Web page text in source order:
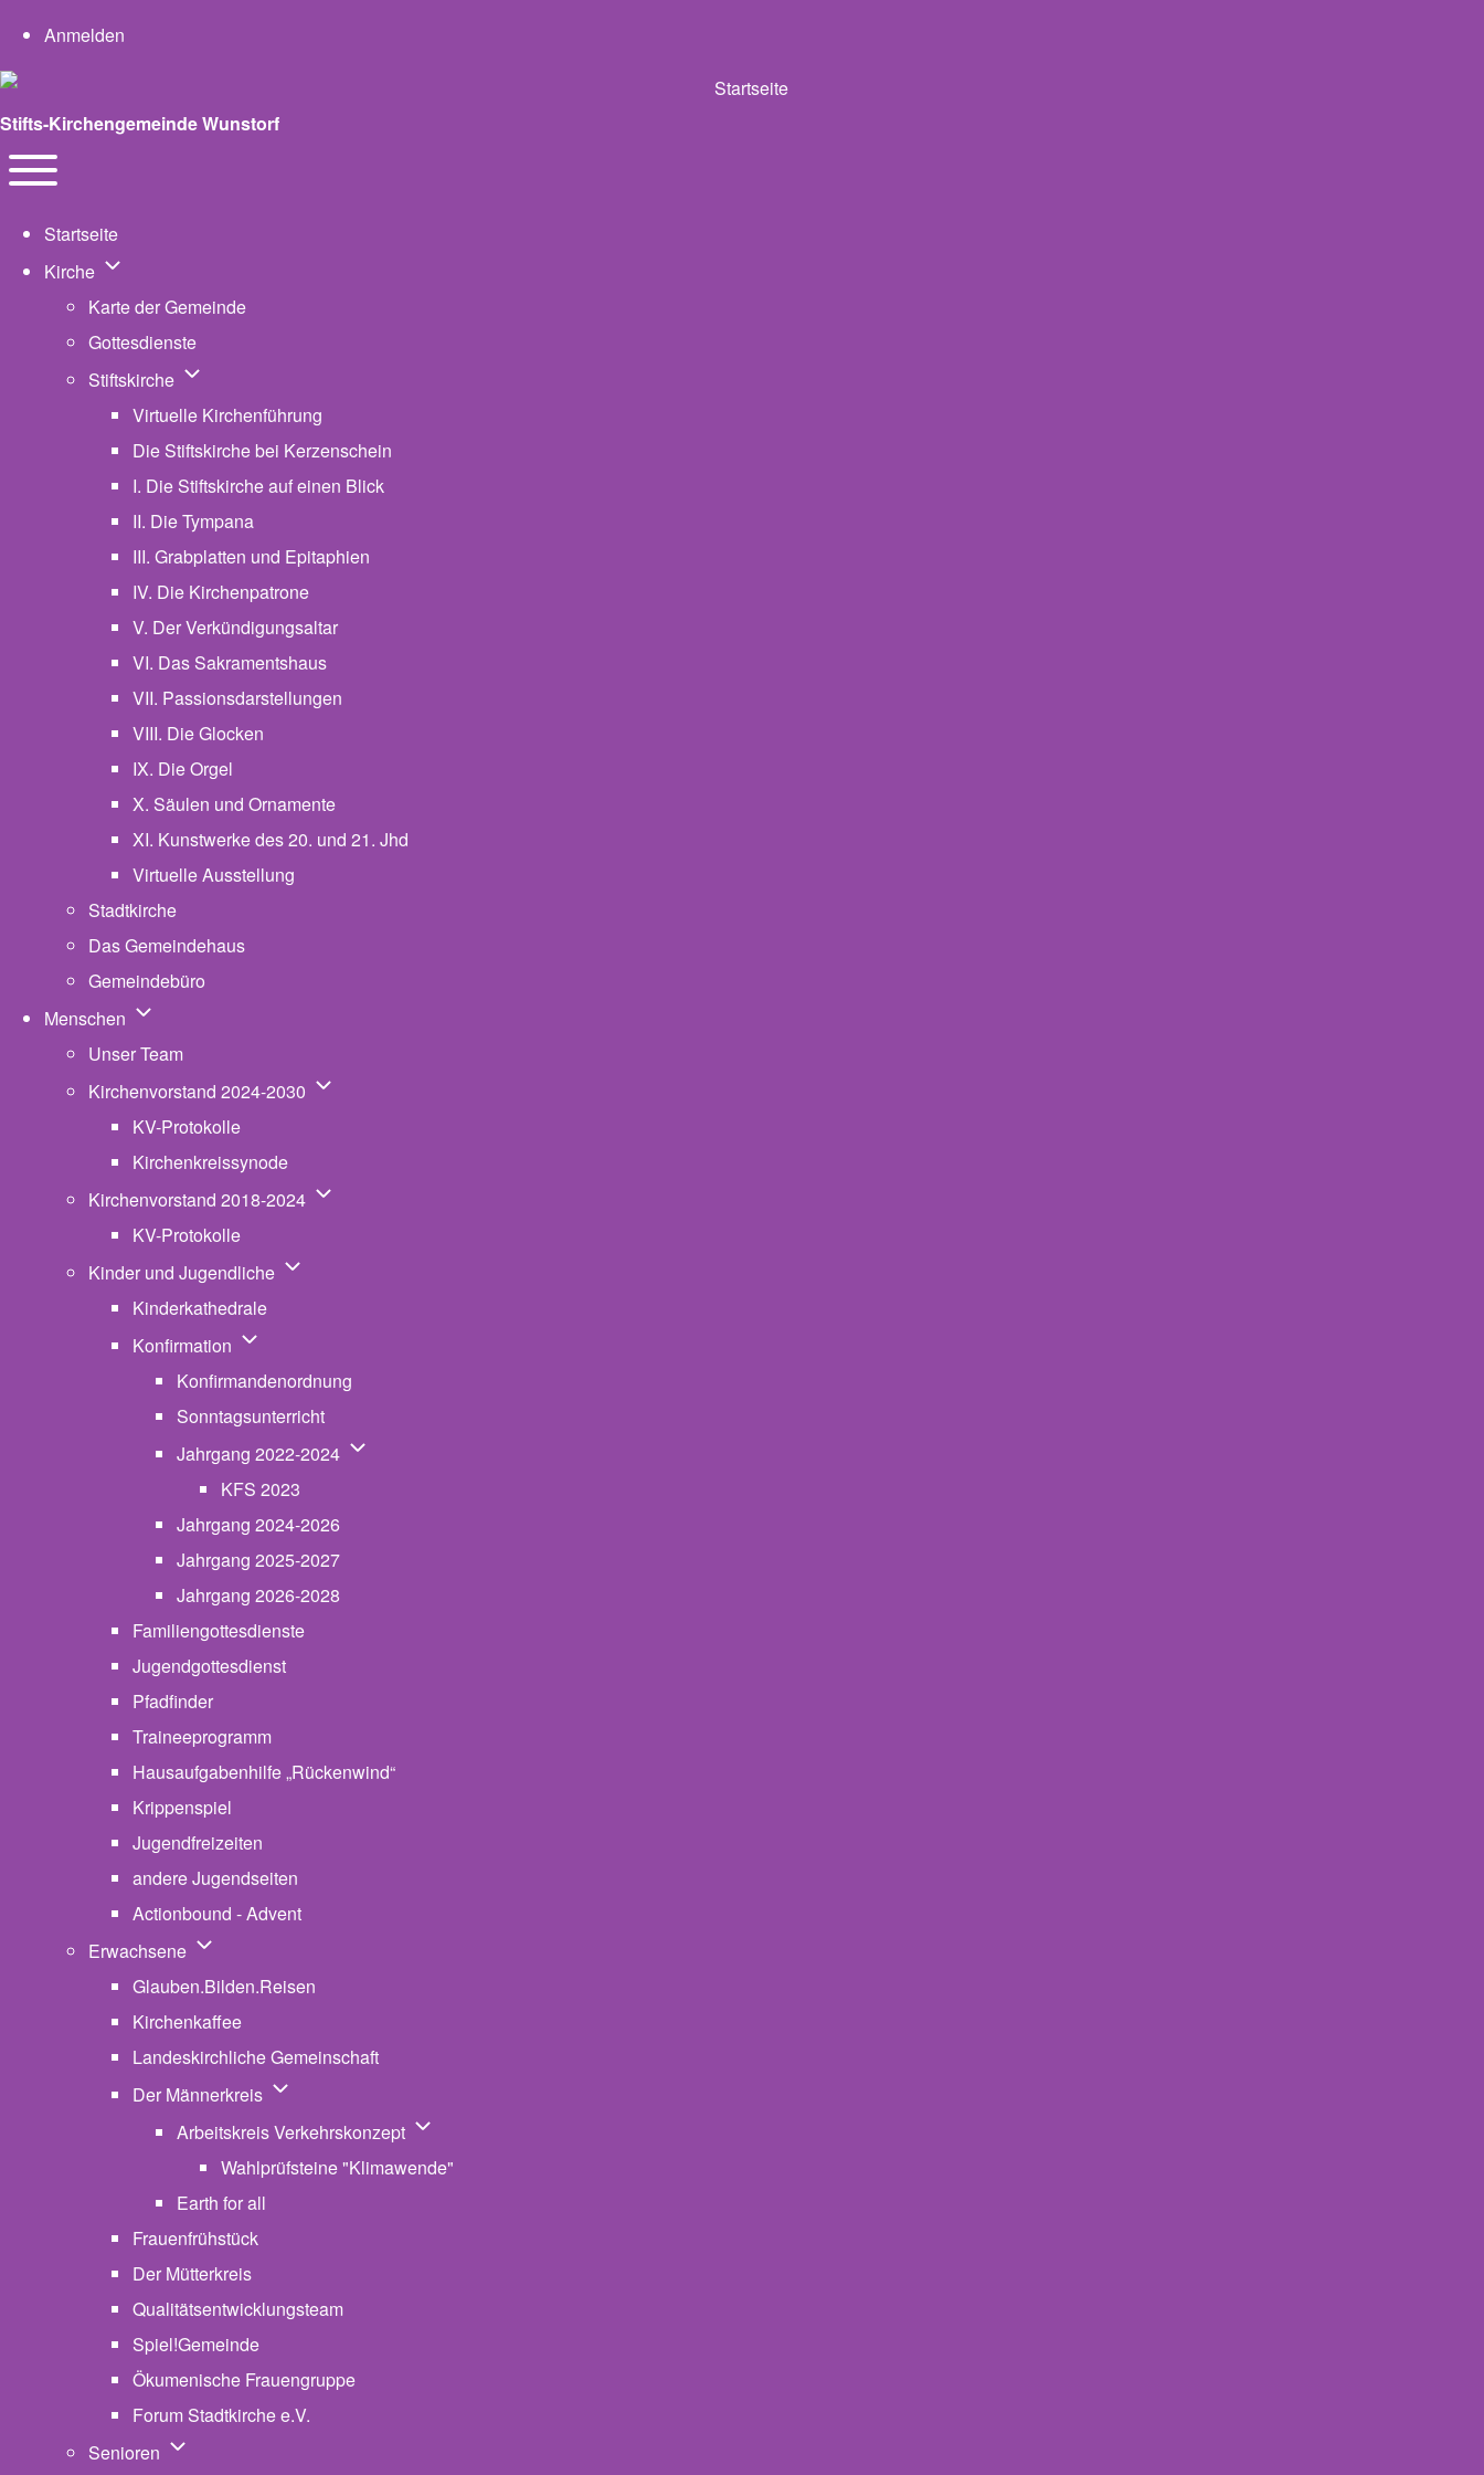
User account menu
Anmelden
Stifts-Kirchengemeinde Wunstorf
Navigation
Startseite
Kirche Unternavigation von Kirche
Karte der Gemeinde
Gottesdienste
Stiftskirche Unternavigation von Stiftskirche
Virtuelle Kirchenführung
Die Stiftskirche bei Kerzenschein
I. Die Stiftskirche auf einen Blick
II. Die Tympana
III. Grabplatten und Epitaphien
IV. Die Kirchenpatrone
V. Der Verkündigungsaltar
VI. Das Sakramentshaus
VII. Passionsdarstellungen
VIII. Die Glocken
IX. Die Orgel
X. Säulen und Ornamente
XI. Kunstwerke des 20. und 21. Jhd
Virtuelle Ausstellung
Stadtkirche
Das Gemeindehaus
Gemeindebüro
Menschen Unternavigation von Menschen
Unser Team
Kirchenvorstand 2024-2030 Unternavigation von Kirchenvorstand 2024-2030
KV-Protokolle
Kirchenkreissynode
Kirchenvorstand 2018-2024 Unternavigation von Kirchenvorstand 2018-2024
KV-Protokolle
Kinder und Jugendliche Unternavigation von Kinder und Jugendliche
Kinderkathedrale
Konfirmation Unternavigation von Konfirmation
Konfirmandenordnung
Sonntagsunterricht
Jahrgang 2022-2024 Unternavigation von Jahrgang 2022-2024
KFS 2023
Jahrgang 2024-2026
Jahrgang 2025-2027
Jahrgang 2026-2028
Familiengottesdienste
Jugendgottesdienst
Pfadfinder
Traineeprogramm
Hausaufgabenhilfe „Rückenwind“
Krippenspiel
Jugendfreizeiten
andere Jugendseiten
Actionbound - Advent
Erwachsene Unternavigation von Erwachsene
Glauben.Bilden.Reisen
Kirchenkaffee
Landeskirchliche Gemeinschaft
Der Männerkreis Unternavigation von Der Männerkreis
Arbeitskreis Verkehrskonzept Unternavigation von Arbeitskreis Verkehrskonzept
Wahlprüfsteine "Klimawende"
Earth for all
Frauenfrühstück
Der Mütterkreis
Qualitätsentwicklungsteam
Spiel!Gemeinde
Ökumenische Frauengruppe
Forum Stadtkirche e.V.
Senioren Unternavigation von Senioren